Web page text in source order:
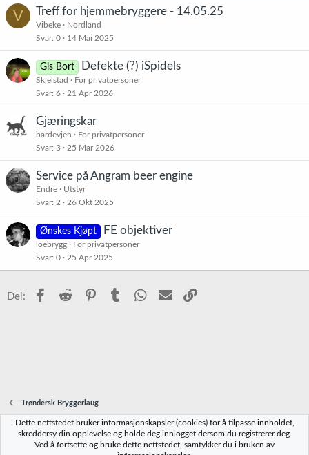
V Treff for hjemmebryggere - 14.05.25
Vibeke
Nordland
Svar 0 14 Mai 2025
Gis Bort Defekte (?) iSpidels
Skjelstad
For privatpersoner
Svar 6 21 Apr 2026
Gjæringskar
bardevjen
For privatpersoner
Svar 3 25 Mar 2026
Service på Angram beer engine
Endre
Utstyr
Svar 2 26 Okt 2025
Ønskes Kjøpt FE objektiver
loebrygg
For privatpersoner
Svar 0 25 Apr 2025
Del: Facebook
Reddit PinterestTumblr WhatsApp
E-post
Trøndersk Bryggerlaug
Norbrygg-default
Vilkår og regler Personvernregler
Dette nettstedet bruker informasjonskapsler (cookies) for å tilpasse innholdet,
skreddersy din opplevelse og holde deg innlogget dersom du registrerer deg.
Ved å fortsette og bruke dette nettstedet, samtykker du i bruken av